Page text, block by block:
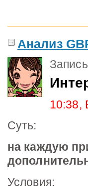
Анализ
10:38,
Суть:
на каждую
Условия: